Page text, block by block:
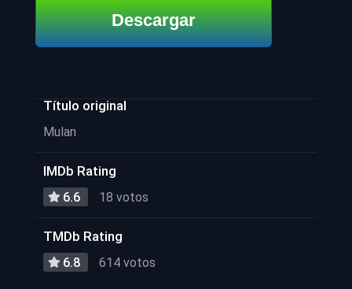
Descargar
Título original
Mulan
IMDb Rating
6.6 18 votos
TMDb Rating
6.8 614 votos